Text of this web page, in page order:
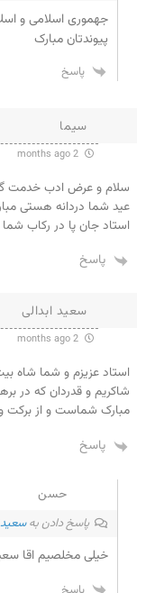
جهموری اسلامی و
پیوندتان مبارک
پاسخ
سیما
سلام و عرض ادب خدمت
عید شما دردانه هستی
استاد جان پا در رکاب
پاسخ
سعید ابدالی
استاد عزیزم و شما شاه
شاکریم و قدردان که در
مبارک شماست و از برکت
پاسخ
حسن
پاسخ دادن بهسعید
خیلی مخلصیم اقا